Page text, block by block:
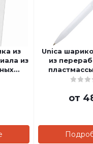
из
из
Unica
из
(синие
от